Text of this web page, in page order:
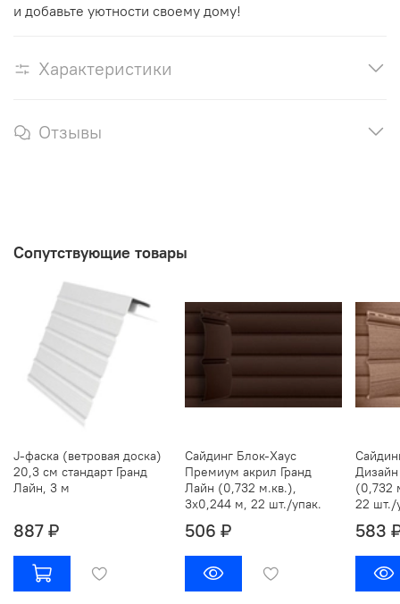
и добавьте уютности своему дому!
Характеристики
Отзывы
Сопутствующие товары
J-фаска (ветровая доска)
20,3 см стандарт Гранд
Лайн, 3 м
887 ₽
Сайдинг Блок-Хаус
Премиум акрил Гранд
Лайн (0,732 м.кв.),
3х0,244 м, 22 шт./упак.
506 ₽
Дизайн
(0,732
22 шт./
583